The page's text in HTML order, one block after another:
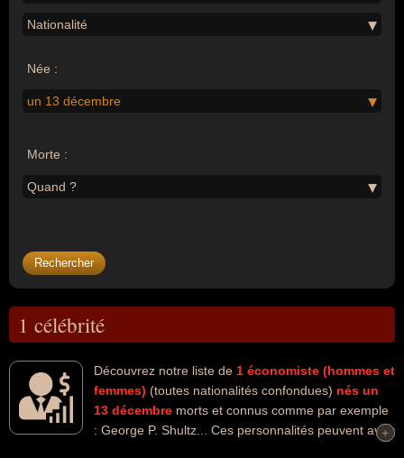
Nationalité
Née :
un 13 décembre
Morte :
Quand ?
1 célébrité
Découvrez notre liste de 1 économiste (hommes et
femmes) (toutes nationalités confondues) nés un
13 décembre morts et connus comme par exemple
: George P. Shultz... Ces personnalités peuvent avoir
+
+